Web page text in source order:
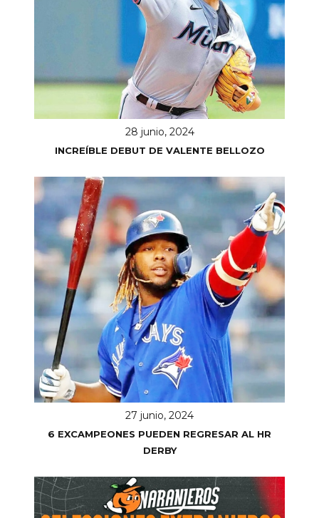
28 junio, 2024
INCREÍBLE DEBUT DE VALENTE BELLOZO
27 junio, 2024
6 EXCAMPEONES PUEDEN REGRESAR AL HR
DERBY